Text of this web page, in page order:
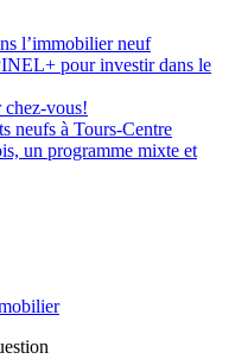
l’immobilier neuf
pour investir dans le
vous!
à Tours-Centre
un programme mixte et